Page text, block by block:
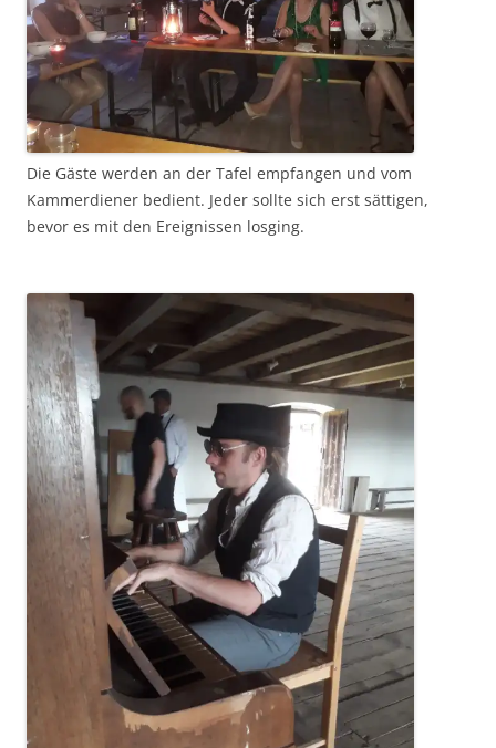
Die Gäste werden an der Tafel empfangen und vom
Kammerdiener bedient. Jeder sollte sich erst sättigen,
bevor es mit den Ereignissen losging.